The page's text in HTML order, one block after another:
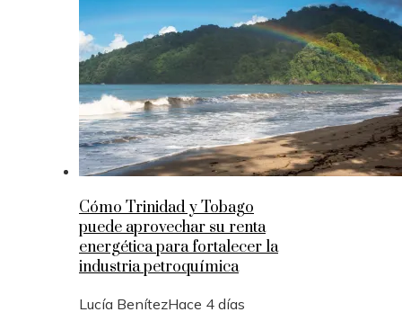
Cómo Trinidad y Tobago
puede aprovechar su renta
energética para fortalecer la
industria petroquímica
Lucía BenítezHace 4 días